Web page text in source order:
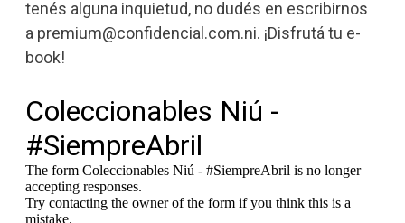
tenés alguna inquietud, no dudés en escribirnos
a premium@confidencial.com.ni. ¡Disfrutá tu e-
book!